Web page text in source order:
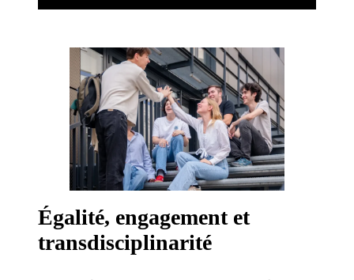
Égalité, engagement et
transdisciplinarité